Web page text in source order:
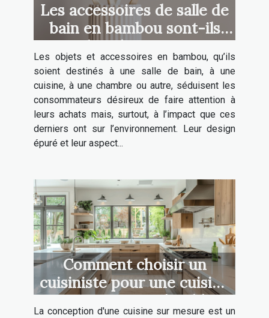
Les accessoires de salle de
bain en bambou sont-ils
plus résistants ?
Les objets et accessoires en bambou, qu’ils
soient destinés à une salle de bain, à une
cuisine, à une chambre ou autre, séduisent les
consommateurs désireux de faire attention à
leurs achats mais, surtout, à l’impact que ces
derniers ont sur l’environnement. Leur design
épuré et leur aspect...
Comment choisir un
cuisiniste pour une cuisine
sur mesure et durable
La conception d'une cuisine sur mesure est un